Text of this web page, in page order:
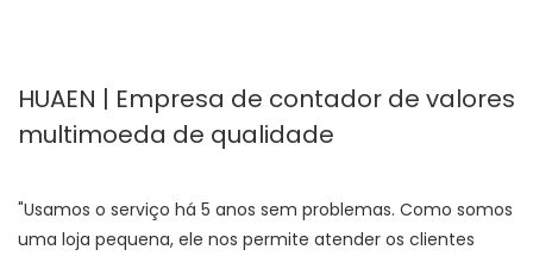
HUAEN | Empresa de contador de valores
multimoeda de qualidade
"Usamos o serviço há 5 anos sem problemas. Como somos
uma loja pequena, ele nos permite atender os clientes